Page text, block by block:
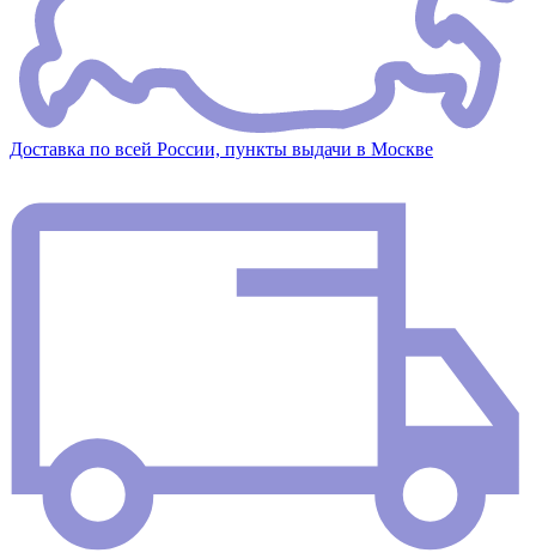
Доставка по всей России, пункты выдачи в Москве